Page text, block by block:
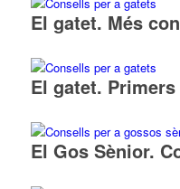
El gatet. Més
El gatet.
El Gos Sènior.